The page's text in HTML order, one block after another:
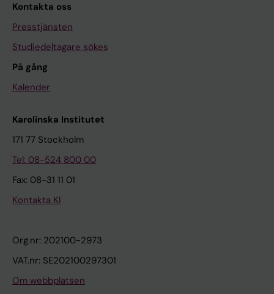
Kontakta oss
Presstjänsten
Studiedeltagare sökes
På gång
Kalender
Karolinska Institutet
171 77 Stockholm
Tel: 08-524 800 00
Fax: 08-31 11 01
Kontakta KI
Org.nr: 202100-2973
VAT.nr: SE202100297301
Om webbplatsen